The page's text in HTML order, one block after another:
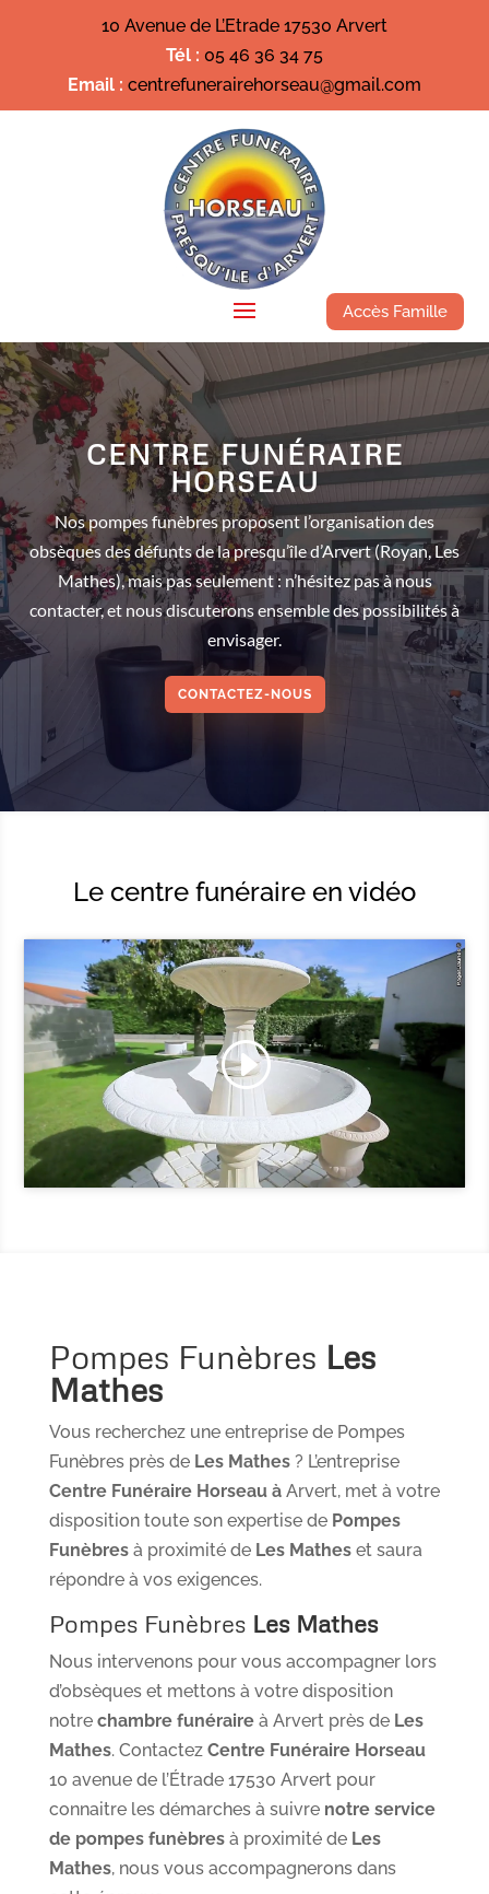
10 Avenue de L’Etrade 17530 Arvert
Tél : 05 46 36 34 75
Email : centrefunerairehorseau@gmail.com
Accès Famille
CENTRE FUNÉRAIRE
HORSEAU
Nos pompes funèbres proposent l’organisation des
obsèques des défunts de la presqu’île d’Arvert (Royan, Les
Mathes), mais pas seulement : n’hésitez pas à nous
contacter, et nous discuterons ensemble des possibilités à
envisager.
CONTACTEZ-NOUS
Le centre funéraire en vidéo
Cliquez pour accepter les cookies
marketing et activer ce contenu
Pompes Funèbres Les
Mathes
Vous recherchez une entreprise de Pompes
Funèbres près de Les Mathes? L’entreprise
Centre Funéraire Horseau à Arvert, met à votre
disposition toute son expertise de Pompes
Funèbresà proximité de Les Matheset saura
répondre à vos exigences.
Pompes Funèbres Les Mathes
Nous intervenons pour vous accompagner lors
d’obsèques et mettons à votre disposition
notre chambre funéraireà Arvert près de Les
Mathes. Contactez Centre Funéraire Horseau
10 avenue de l’Étrade 17530 Arvert pour
connaitre les démarches à suivre notre service
de pompes funèbresà proximité de Les
Mathes, nous vous accompagnerons dans